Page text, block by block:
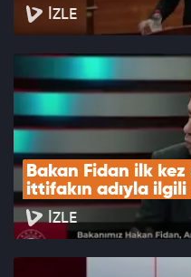
İZLE
Bakan Fidan ilk
ittifakın adıyla
İZLE